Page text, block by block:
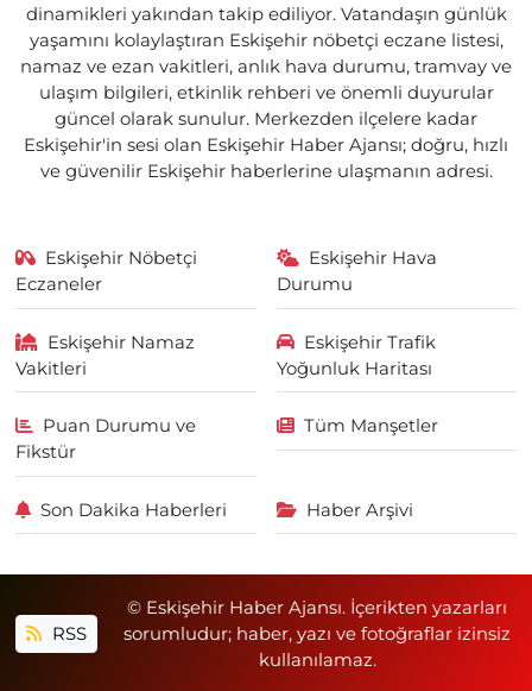
dinamikleri yakından takip ediliyor. Vatandaşın günlük
yaşamını kolaylaştıran Eskişehir nöbetçi eczane listesi,
namaz ve ezan vakitleri, anlık hava durumu, tramvay ve
ulaşım bilgileri, etkinlik rehberi ve önemli duyurular
güncel olarak sunulur. Merkezden ilçelere kadar
Eskişehir'in sesi olan Eskişehir Haber Ajansı; doğru, hızlı
ve güvenilir Eskişehir haberlerine ulaşmanın adresi.
Eskişehir Nöbetçi
Eczaneler
Eskişehir Hava
Durumu
Eskişehir Namaz
Vakitleri
Eskişehir Trafik
Yoğunluk Haritası
Puan Durumu ve
Fikstür
Tüm Manşetler
Son Dakika Haberleri Haber Arşivi
RSS
© Eskişehir Haber Ajansı. İçerikten yazarları
sorumludur; haber, yazı ve fotoğraflar izinsiz
kullanılamaz.